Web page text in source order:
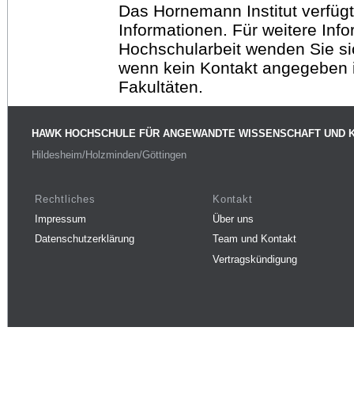
Das Hornemann Institut
Informationen. Für weitere
Hochschularbeit wenden Sie
wenn kein Kontakt
Fakultäten.
HAWK HOCHSCHULE FÜR ANGEWANDTE WISSENSCHAFT UND
Hildesheim/Holzminden/Göttingen
Rechtliches
Impressum
Datenschutzerklärung
Kontakt
Über uns
Team und Kontakt
Vertragskündigung